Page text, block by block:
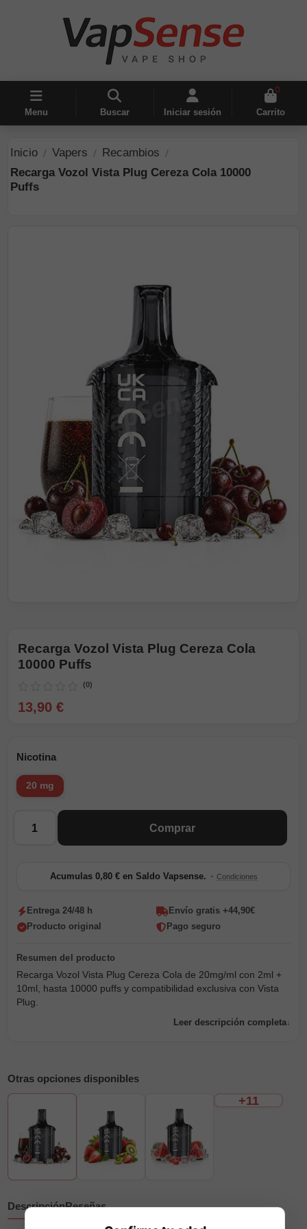
Menu Buscar Iniciar sesión
0
Carrito
Inicio Vapers
Recambios
Recarga Vozol Vista Plug Cereza Cola 10000
Puffs
Recarga Vozol Vista Plug Cereza Cola
10000 Puffs
(0)
13,90 €
Nicotina
20 mg
Comprar
Acumulas 0,80 € en Saldo Vapsense. · Condiciones
Entrega 24/48 h
Envío gratis +44,90€
Producto original
Pago seguro
Recarga Vozol Vista Plug Cereza Cola de 20mg/ml con 2ml +
10ml, hasta 10000 puffs y compatibilidad exclusiva con Vista
Plug.
Leer descripción completa
Otras opciones disponibles
+11
DescripciónReseñas